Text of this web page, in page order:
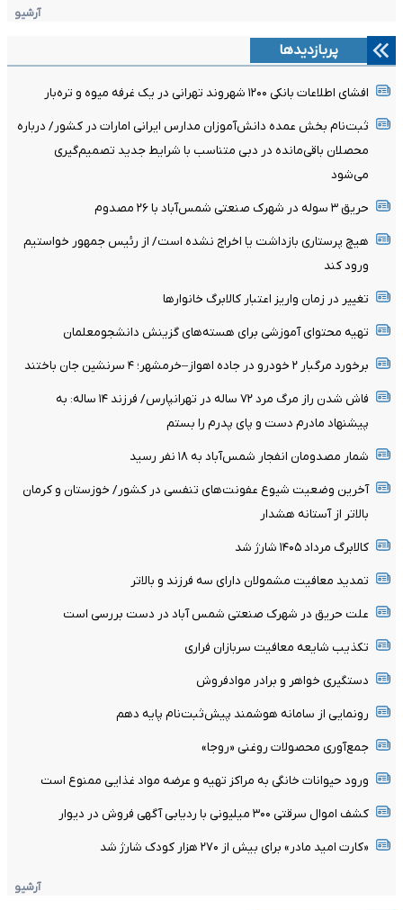
آرشیو
پربازدیدها
افشای اطلاعات بانکی ۱۲۰۰ شهروند تهرانی در یک غرفه میوه و تره‌بار
ثبت‌نام بخش عمده دانش‌آموزان مدارس ایرانی امارات در کشور/ درباره
محصلان باقی‌مانده در دبی متناسب با شرایط جدید تصمیم‌گیری
می‌شود
حریق ۳ سوله در شهرک صنعتی شمس‌آباد با ۲۶ مصدوم
هیچ پرستاری بازداشت یا اخراج نشده است/ از رئیس جمهور خواستیم
ورود کند
تغییر در زمان واریز اعتبار کالابرگ خانوار‌ها
تهیه محتوای آموزشی برای هسته‌های گزینش دانشجومعلمان
برخورد مرگبار ۲ خودرو در جاده اهواز–خرمشهر؛ ۴ سرنشین جان باختند
فاش شدن راز مرگ مرد ۷۲ ساله در تهرانپارس/ فرزند ۱۴ ساله: به
پیشنهاد مادرم دست و پای پدرم را بستم
شمار مصدومان انفجار شمس‌آباد به ۱۸ نفر رسید
آخرین وضعیت شیوع عفونت‌های تنفسی در کشور/ خوزستان و کرمان
بالاتر از آستانه هشدار
کالابرگ مرداد ۱۴۰۵ شارژ شد
تمدید معافیت مشمولان دارای سه فرزند و بالا‌تر
علت حریق در شهرک صنعتی شمس آباد در دست بررسی است
تکذیب شایعه معافیت سربازان فراری
دستگیری خواهر و برادر موادفروش
رونمایی از سامانه هوشمند پیش‌ثبت‌نام پایه دهم
جمع‌آوری محصولات روغنی «روجا»
ورود حیوانات خانگی به مراکز تهیه و عرضه مواد غذایی ممنوع است
کشف اموال سرقتی ۳۰۰ میلیونی با ردیابی آگهی فروش در دیوار
«کارت امید مادر» برای بیش از ۲۷۰ هزار کودک شارژ شد
آرشیو